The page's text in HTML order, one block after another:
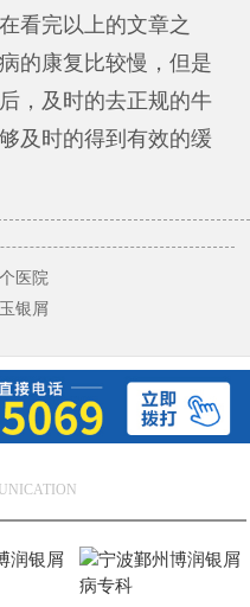
看完以上的文章之
的康复比较慢，但是
，及时的去正规的牛
及时的得到有效的缓
医院
银屑